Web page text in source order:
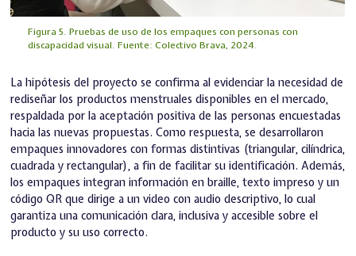
Figura 5. Pruebas de uso de los empaques con personas con
discapacidad visual. Fuente: Colectivo Brava, 2024.
La hipótesis del proyecto se confirma al evidenciar la necesidad de
rediseñar los productos menstruales disponibles en el mercado,
respaldada por la aceptación positiva de las personas encuestadas
hacia las nuevas propuestas. Como respuesta, se desarrollaron
empaques innovadores con formas distintivas (triangular, cilíndrica,
cuadrada y rectangular), a fin de facilitar su identificación. Además,
los empaques integran información en braille, texto impreso y un
código QR que dirige a un video con audio descriptivo, lo cual
garantiza una comunicación clara, inclusiva y accesible sobre el
producto y su uso correcto.